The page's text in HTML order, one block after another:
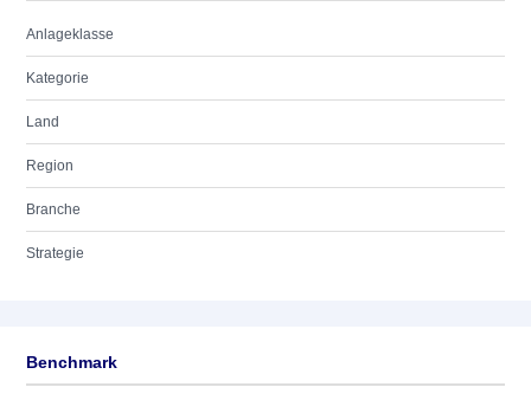
Anlageklasse
Kategorie
Land
Region
Branche
Strategie
Benchmark